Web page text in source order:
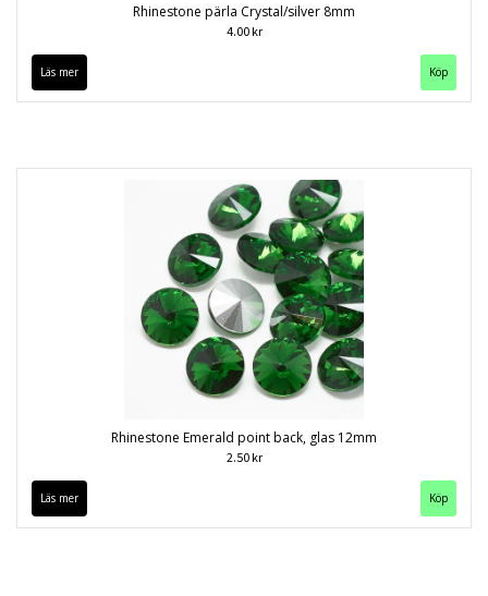
Rhinestone pärla Crystal/silver 8mm
4.00 kr
Läs mer Köp
Rhinestone Emerald point back, glas 12mm
2.50 kr
Läs mer